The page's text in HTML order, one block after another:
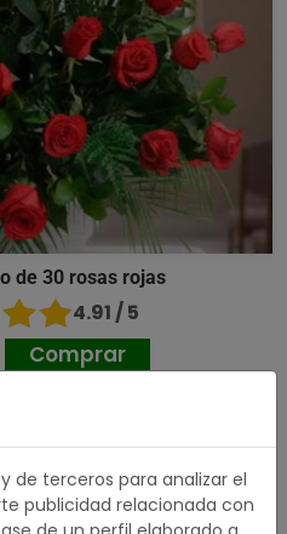
de 30 rosas rojas
4.91 / 5
Comprar
de terceros para analizar el
publicidad relacionada con